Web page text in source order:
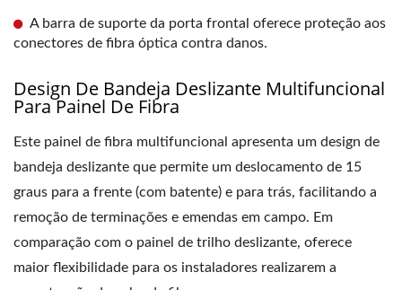
A barra de suporte da porta frontal oferece proteção aos
conectores de fibra óptica contra danos.
Design De Bandeja Deslizante Multifuncional
Para Painel De Fibra
Este painel de fibra multifuncional apresenta um design de
bandeja deslizante que permite um deslocamento de 15
graus para a frente (com batente) e para trás, facilitando a
remoção de terminações e emendas em campo. Em
comparação com o painel de trilho deslizante, oferece
maior flexibilidade para os instaladores realizarem a